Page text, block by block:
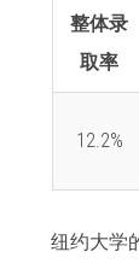
整体录
取率
12.2%
纽约大学